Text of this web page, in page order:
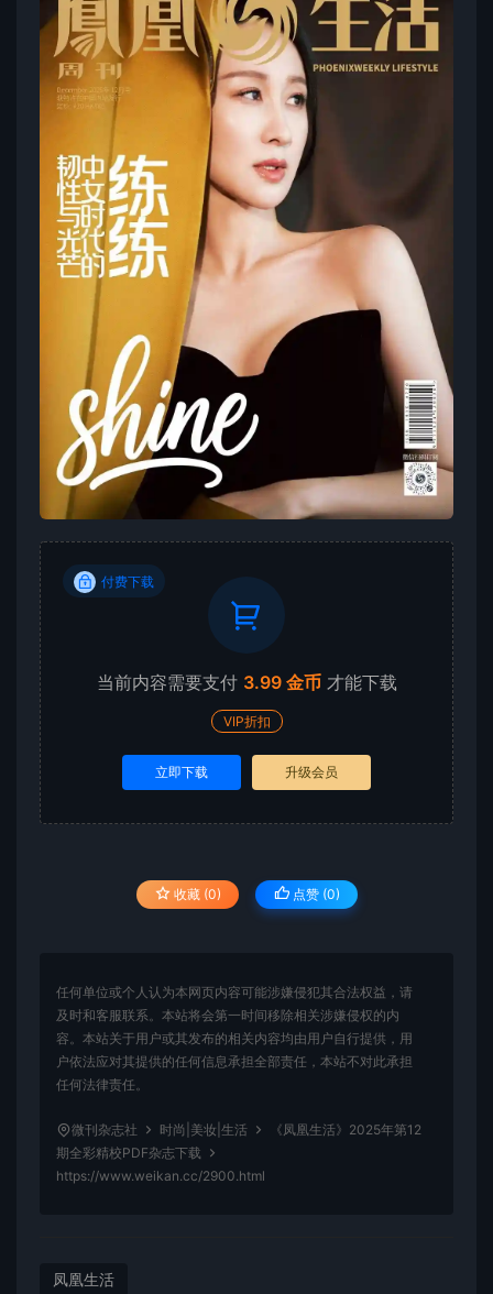
付费下载
当前内容需要支付 3.99 金币 才能下载
VIP折扣
立即下载 升级会员
收藏 (0) 点赞 (0)
任何单位或个人认为本网页内容可能涉嫌侵犯其合法权益，请
及时和客服联系。本站将会第一时间移除相关涉嫌侵权的内
容。本站关于用户或其发布的相关内容均由用户自行提供，用
户依法应对其提供的任何信息承担全部责任，本站不对此承担
任何法律责任。
微刊杂志社 时尚|美妆|生活
《凤凰生活》2025年第12
期全彩精校PDF杂志下载
https://www.weikan.cc/2900.html
凤凰生活